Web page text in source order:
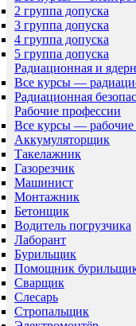
2 группа допуска
3 группа допуска
4 группа допуска
5 группа допуска
Радиационная и
Все курсы —
Радиационная
Рабочие профессии
Все курсы — рабочие
Аккумуляторщик
Такелажник
Газорезчик
Машинист
Монтажник
Бетонщик
Водитель погрузчика
Лаборант
Бурильщик
Помощник
Сварщик
Слесарь
Стропальщик